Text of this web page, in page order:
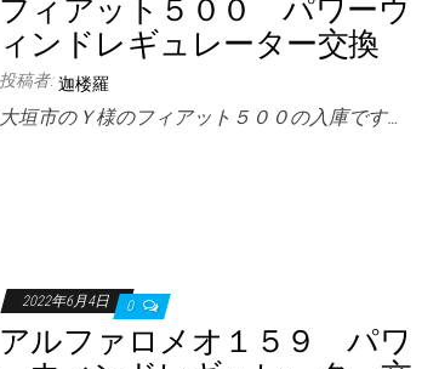
フィアット５００ パワーウ
ィンドレギュレーター交換
投稿者: 迦楼羅
大垣市のＹ様のフィアット５００の入庫です…
2022年6月4日 0
アルファロメオ１５９ パワ